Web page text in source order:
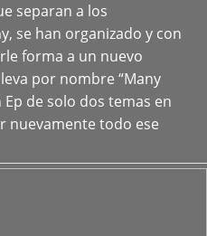
separan a los
se han organizado y con
forma a un nuevo
por nombre “Many
Ep de solo dos temas en
nuevamente todo ese